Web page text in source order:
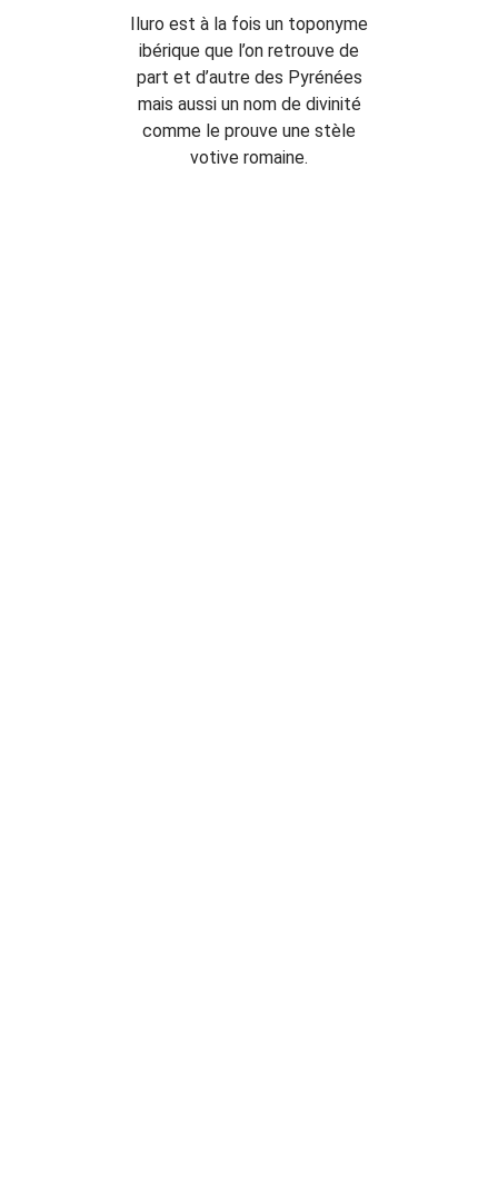
Iluro est à la fois un toponyme
ibérique que l’on retrouve de
part et d’autre des Pyrénées
mais aussi un nom de divinité
comme le prouve une stèle
votive romaine.